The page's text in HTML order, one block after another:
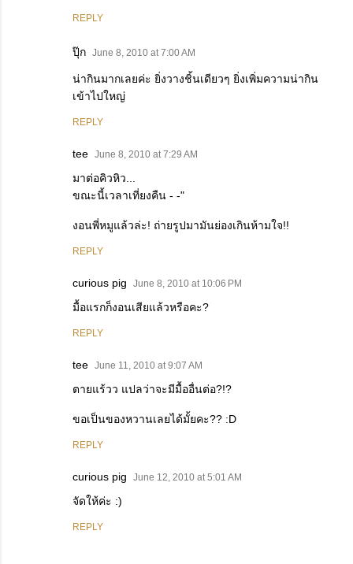
REPLY
ปุ๊ก June 8, 2010 at 7:00 AM
น่ากินมากเลยค่ะ ยิ่งวางชิ้นเดียวๆ ยิ่งเพิ่มความน่ากิน
เข้าไปใหญ่
REPLY
tee June 8, 2010 at 7:29 AM
มาต่อคิวหิว...
ขณะนี้เวลาเที่ยงคืน - -"
งอนพี่หมูแล้วล่ะ! ถ่ายรูปมามันย่องเกินห้ามใจ!!
REPLY
curious pig June 8, 2010 at 10:06 PM
มื้อแรกก็งอนเสียแล้วหรือคะ?
REPLY
tee June 11, 2010 at 9:07 AM
ตายแร้วว แปลว่าจะมีมื้ออื่นต่อ?!?
ขอเป็นของหวานเลยได้มั้ยคะ?? :D
REPLY
curious pig June 12, 2010 at 5:01 AM
จัดให้ค่ะ :)
REPLY